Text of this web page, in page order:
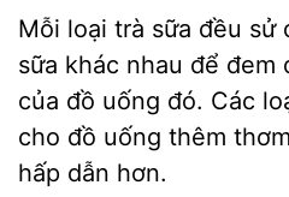
Mỗi loại trà sữa đều sử
sữa khác nhau để đem
của đồ uống đó. Các
cho đồ uống thêm
hấp dẫn hơn.